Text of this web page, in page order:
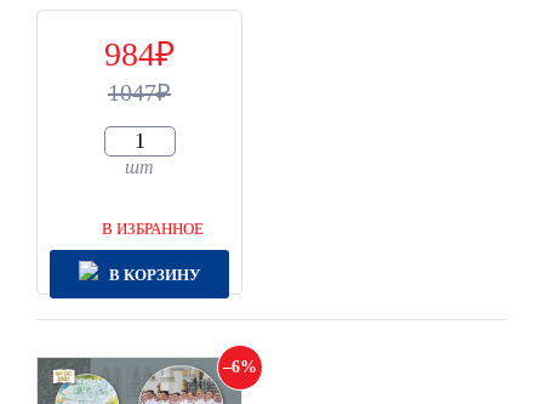
984
1047
шт
В ИЗБРАННОЕ
В КОРЗИНУ
6